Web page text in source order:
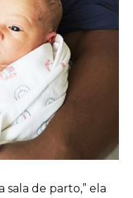
sala de parto,” ela